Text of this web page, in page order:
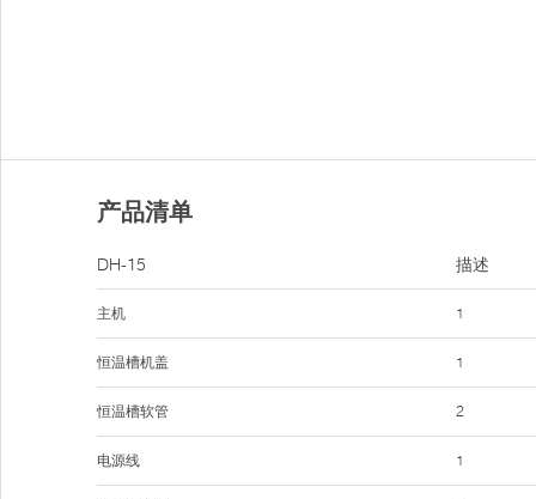
产品清单
DH-15
主机
恒温槽机盖
恒温槽软管
电源线
描述
1
1
2
1